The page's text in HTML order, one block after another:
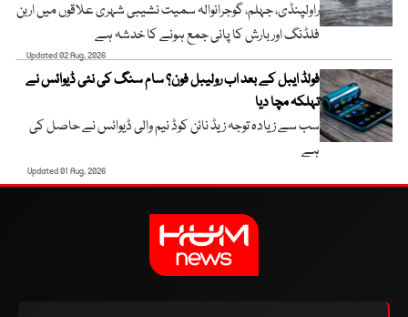
راولپنڈی، جہلم، گوجرانوالہ سمیت نشیبی شہری علاقوں میں اربن
فلڈنگ اور بارش کا پانی جمع ہونے کا خدشہ ہے
Updated 02 Aug, 2026
فولڈ ایبل کے بعد اب رولیبل فون؟ سام سنگ کی نئی ڈیوائس نے
تہلکہ مچا دیا
سب سے زیادہ توجہ زیڈ نائن کوڈ نیم والی ڈیوائس نے حاصل کی
ہے
Updated 01 Aug, 2026